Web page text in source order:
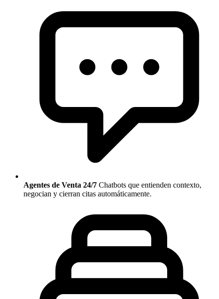
Agentes de Venta 24/7 Chatbots que entienden contexto,
negocian y cierran citas automáticamente.